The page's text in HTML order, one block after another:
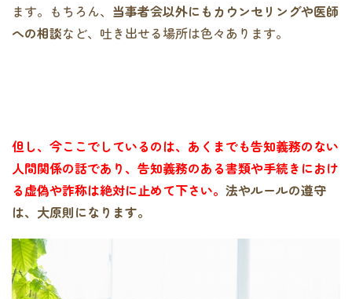
ます。もちろん、 当事者会以外にもカウンセリングや医師
への相談など、吐き出せる場所は色々あります。
但し、今ここでしているのは、あくまでも告知義務のない
人間関係の話であり、告知義務のある書類や手続きにおけ
る虚偽や詐称は絶対に止めて下さい。 法やルールの遵守
は、大原則になります。